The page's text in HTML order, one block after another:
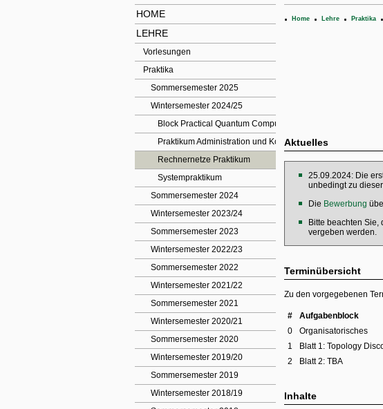
HOME
LEHRE
Vorlesungen
Praktika
Sommersemester 2025
Wintersemester 2024/25
Block Practical Quantum Computing
Praktikum Administration und Konzeption virtueller Systeme
Rechnernetze Praktikum
Systempraktikum
Sommersemester 2024
Wintersemester 2023/24
Sommersemester 2023
Wintersemester 2022/23
Sommersemester 2022
Wintersemester 2021/22
Sommersemester 2021
Wintersemester 2020/21
Sommersemester 2020
Wintersemester 2019/20
Sommersemester 2019
Wintersemester 2018/19
. Home . Lehre . Praktika .
Aktuelles
25.09.2024: Die
unbedingt zu
Die Bewerbung
Bitte beachten
vergeben werden.
Terminübersicht
Zu den vorgegebenen
# Aufgabenblock
0
Organisatorisches
1
Blatt 1: Topology
2
Blatt 2: TBA
Inhalte